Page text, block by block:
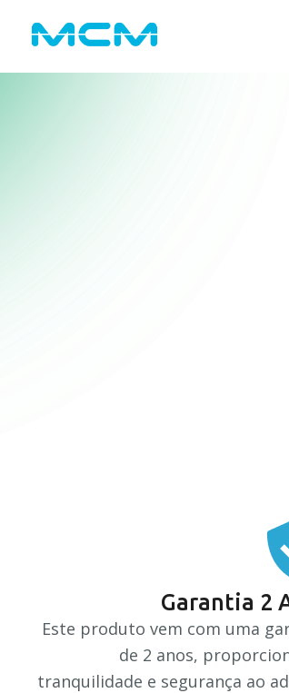
Garantia 2
Este produto vem com uma
de 2 anos,
tranquilidade e segurança ao